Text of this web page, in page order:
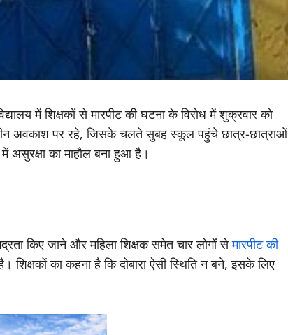
में शिक्षकों से मारपीट की घटना के विरोध में शुक्रवार को
अवकाश पर रहे, जिसके चलते सुबह स्कूल पहुंचे छात्र-छात्राओं
असुरक्षा का माहौल बना हुआ है।
किए जाने और महिला शिक्षक समेत चार लोगों सेमारपीट की
शिक्षकों का कहना है कि दोबारा ऐसी स्थिति न बने, इसके लिए